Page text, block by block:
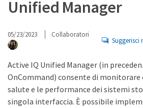
Unified Manager
05/23/2023 Collaboratori
Suggerisci
Active IQ Unified Manager (in
OnCommand) consente di
salute e le performance dei sistemi
singola interfaccia. È possibile